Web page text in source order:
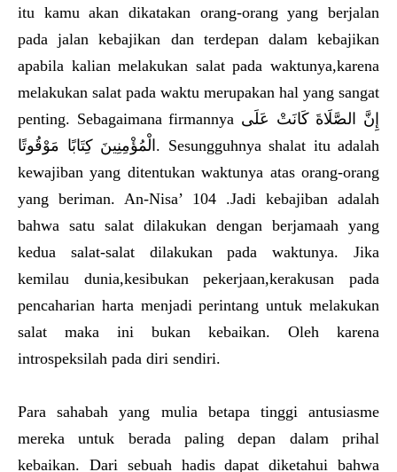
itu kamu akan dikatakan orang-orang yang berjalan
pada jalan kebajikan dan terdepan dalam kebajikan
apabila kalian melakukan salat pada waktunya,karena
melakukan salat pada waktu merupakan hal yang sangat
penting. Sebagaimana firmannya إِنَّ الصَّلَاةَ كَانَتْ عَلَى
الْمُؤْمِنِينَ كِتَابًا مَوْقُوتًا. Sesungguhnya shalat itu adalah
kewajiban yang ditentukan waktunya atas orang-orang
yang beriman. An-Nisa’ 104 .Jadi kebajiban adalah
bahwa satu salat dilakukan dengan berjamaah yang
kedua salat-salat dilakukan pada waktunya. Jika
kemilau dunia,kesibukan pekerjaan,kerakusan pada
pencaharian harta menjadi perintang untuk melakukan
salat maka ini bukan kebaikan. Oleh karena
introspeksilah pada diri sendiri.
Para sahabah yang mulia betapa tinggi antusiasme
mereka untuk berada paling depan dalam prihal
kebaikan. Dari sebuah hadis dapat diketahui bahwa